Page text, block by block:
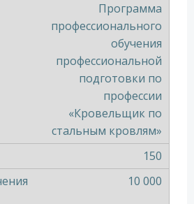
Программа
профессионального
обучения
профессиональной
подготовки по
профессии
«Кровельщик по
стальным кровлям»
150
10 000